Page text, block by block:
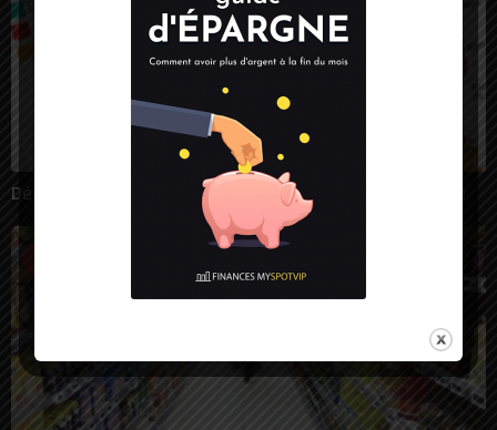
Déconfinement : plus de 30 départements dans le rouge